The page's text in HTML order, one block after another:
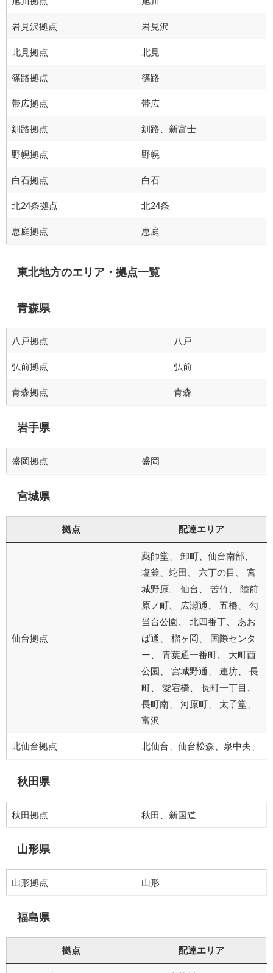
岩見沢拠点 岩見沢
北見拠点 北見
篠路拠点 篠路
帯広拠点 帯広
釧路拠点 釧路、新富士
野幌拠点 野幌
白石拠点 白石
北24条拠点 北24条
恵庭拠点 恵庭
東北地方のエリア・拠点一覧
青森県
八戸拠点 八戸
弘前拠点 弘前
青森拠点 青森
岩手県
盛岡拠点 盛岡
宮城県
拠点 配達エリア
仙台拠点
薬師堂、 卸町、仙台南部、
塩釜、蛇田、 六丁の目、 宮
城野原、 仙台、 苦竹、 陸前
原ノ町、 広瀬通、 五橋、 勾
当台公園、 北四番丁、 あお
ば通、 榴ヶ岡、 国際センタ
ー、 青葉通一番町、 大町西
公園、 宮城野通、 連坊、 長
町、 愛宕橋、 長町一丁目、
長町南、 河原町、 太子堂、
富沢
北仙台拠点 北仙台、仙台松森、泉中央、
秋田県
秋田拠点 秋田、新国道
山形県
山形拠点 山形
福島県
拠点 配達エリア